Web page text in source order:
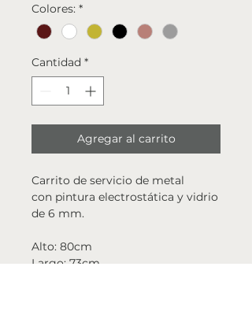
Colores: *
Cantidad *
Agregar al carrito
Carrito de servicio de metal
con pintura electrostática y vidrio
de 6 mm.
Alto: 80cm
Largo: 73cm